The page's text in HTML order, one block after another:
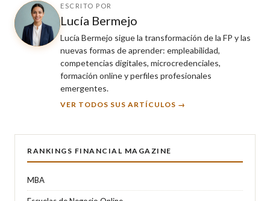
ESCRITO POR
Lucía Bermejo
Lucía Bermejo sigue la transformación de la FP y las
nuevas formas de aprender: empleabilidad,
competencias digitales, microcredenciales,
formación online y perfiles profesionales
emergentes.
VER TODOS SUS ARTÍCULOS →
RANKINGS FINANCIAL MAGAZINE
MBA